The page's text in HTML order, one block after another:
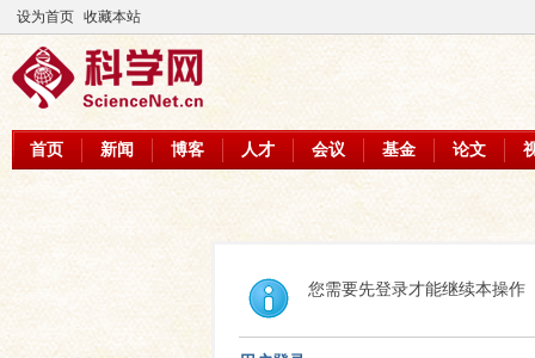
设为首页 收藏本站
首页 新闻 博客 人才 会议 基金 论文
您需要先登录才能继续本操作